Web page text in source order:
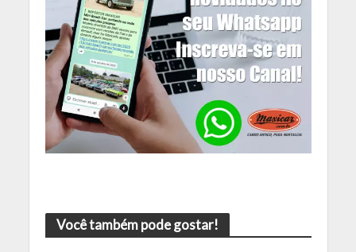
Você também pode gostar!